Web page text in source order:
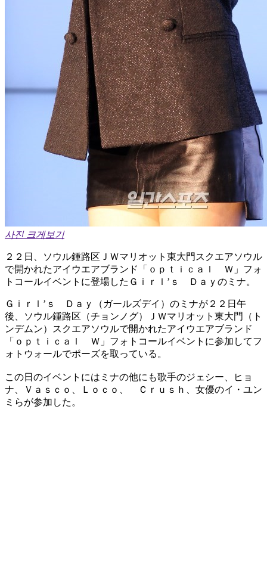
사진 크게보기
２２日、ソウル鍾路区ＪＷマリオット東大門スクエアソウル
で開かれたアイウエアブランド「ｏｐｔｉｃａｌ Ｗ」フォ
トコールイベントに登場したＧｉｒｌ’ｓ Ｄａｙのミナ。
Ｇｉｒｌ’ｓ Ｄａｙ（ガールズデイ）のミナが２２日午
後、ソウル鍾路区（チョンノグ）ＪＷマリオット東大門（ト
ンデムン）スクエアソウルで開かれたアイウエアブランド
「ｏｐｔｉｃａｌ Ｗ」フォトコールイベントに参加してフ
ォトウォールでポーズを取っている。
この日のイベントにはミナの他にも歌手のジェシー、ヒョ
ナ、Ｖａｓｃｏ、Ｌｏｃｏ、 Ｃｒｕｓｈ、女優のイ・ユン
ミらが参加した。